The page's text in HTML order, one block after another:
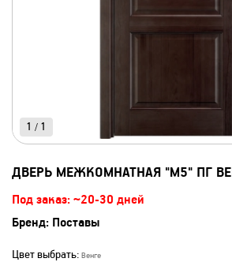
1 / 1
ДВЕРЬ МЕЖКОМНАТНАЯ "М5" ПГ
Под заказ: ~20-30 дней
Бренд: Поставы
Цвет выбрать: Венге